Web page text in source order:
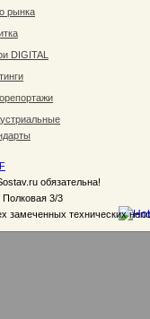
рынка
DIGITAL
обязательна!
Полковая 3/3
замеченных технических